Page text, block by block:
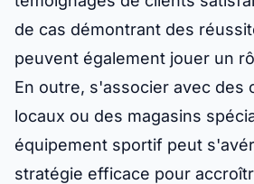
de cas démontrant des
peuvent également jouer un
En outre, s'associer avec des
locaux ou des magasins
équipement sportif peut
stratégie efficace pour